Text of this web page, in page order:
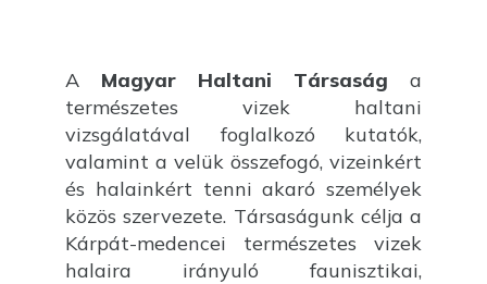
A Magyar Haltani Társaság a
természetes vizek haltani
vizsgálatával foglalkozó kutatók,
valamint a velük összefogó, vizeinkért
és halainkért tenni akaró személyek
közös szervezete. Társaságunk célja a
Kárpát-medencei természetes vizek
halaira irányuló faunisztikai,